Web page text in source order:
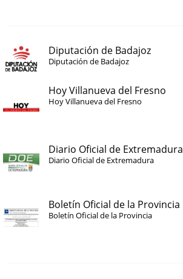
Diputación de Badajoz
Diputación de Badajoz
Hoy Villanueva del Fresno
Hoy Villanueva del Fresno
Diario Oficial de Extremadura
Diario Oficial de Extremadura
Boletín Oficial de la Provincia
Boletín Oficial de la Provincia